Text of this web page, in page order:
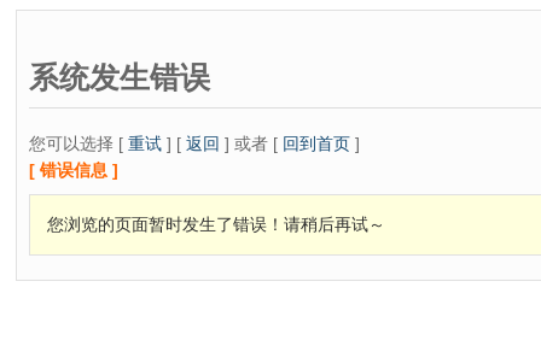
系统发生错误
您可以选择 [ 重试 ] [ 返回 ] 或者 [ 回到首页 ]
[ 错误信息 ]
您浏览的页面暂时发生了错误！请稍后再试～